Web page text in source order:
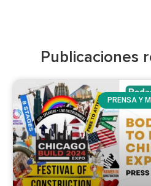
Publicaciones
PRENSA Y